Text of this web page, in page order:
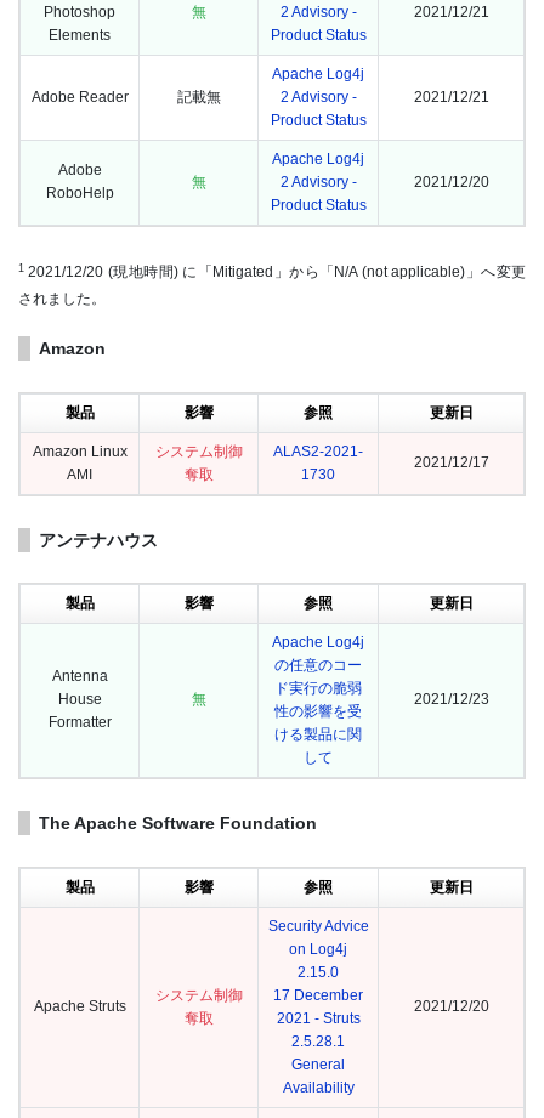
Photoshop
Elements
無
2 Advisory -
Product Status
2021/12/21
Adobe Reader 記載無
Apache Log4j
2 Advisory -
Product Status
2021/12/21
Adobe
RoboHelp
無
Apache Log4j
2 Advisory -
Product Status
2021/12/20
1 2021/12/20 (現地時間) に「Mitigated」から「N/A (not applicable)」へ変更
されました。
Amazon
製品 影響 参照 更新日
Amazon Linux
AMI
システム制御
奪取
ALAS2-2021-
1730
2021/12/17
アンテナハウス
製品 影響 参照 更新日
Antenna
House
Formatter
無
Apache Log4j
の任意のコー
ド実行の脆弱
性の影響を受
ける製品に関
して
2021/12/23
The Apache Software Foundation
製品 影響 参照 更新日
Apache Struts
システム制御
奪取
Security Advice
on Log4j
2.15.0
17 December
2021 - Struts
2.5.28.1
General
Availability
2021/12/20